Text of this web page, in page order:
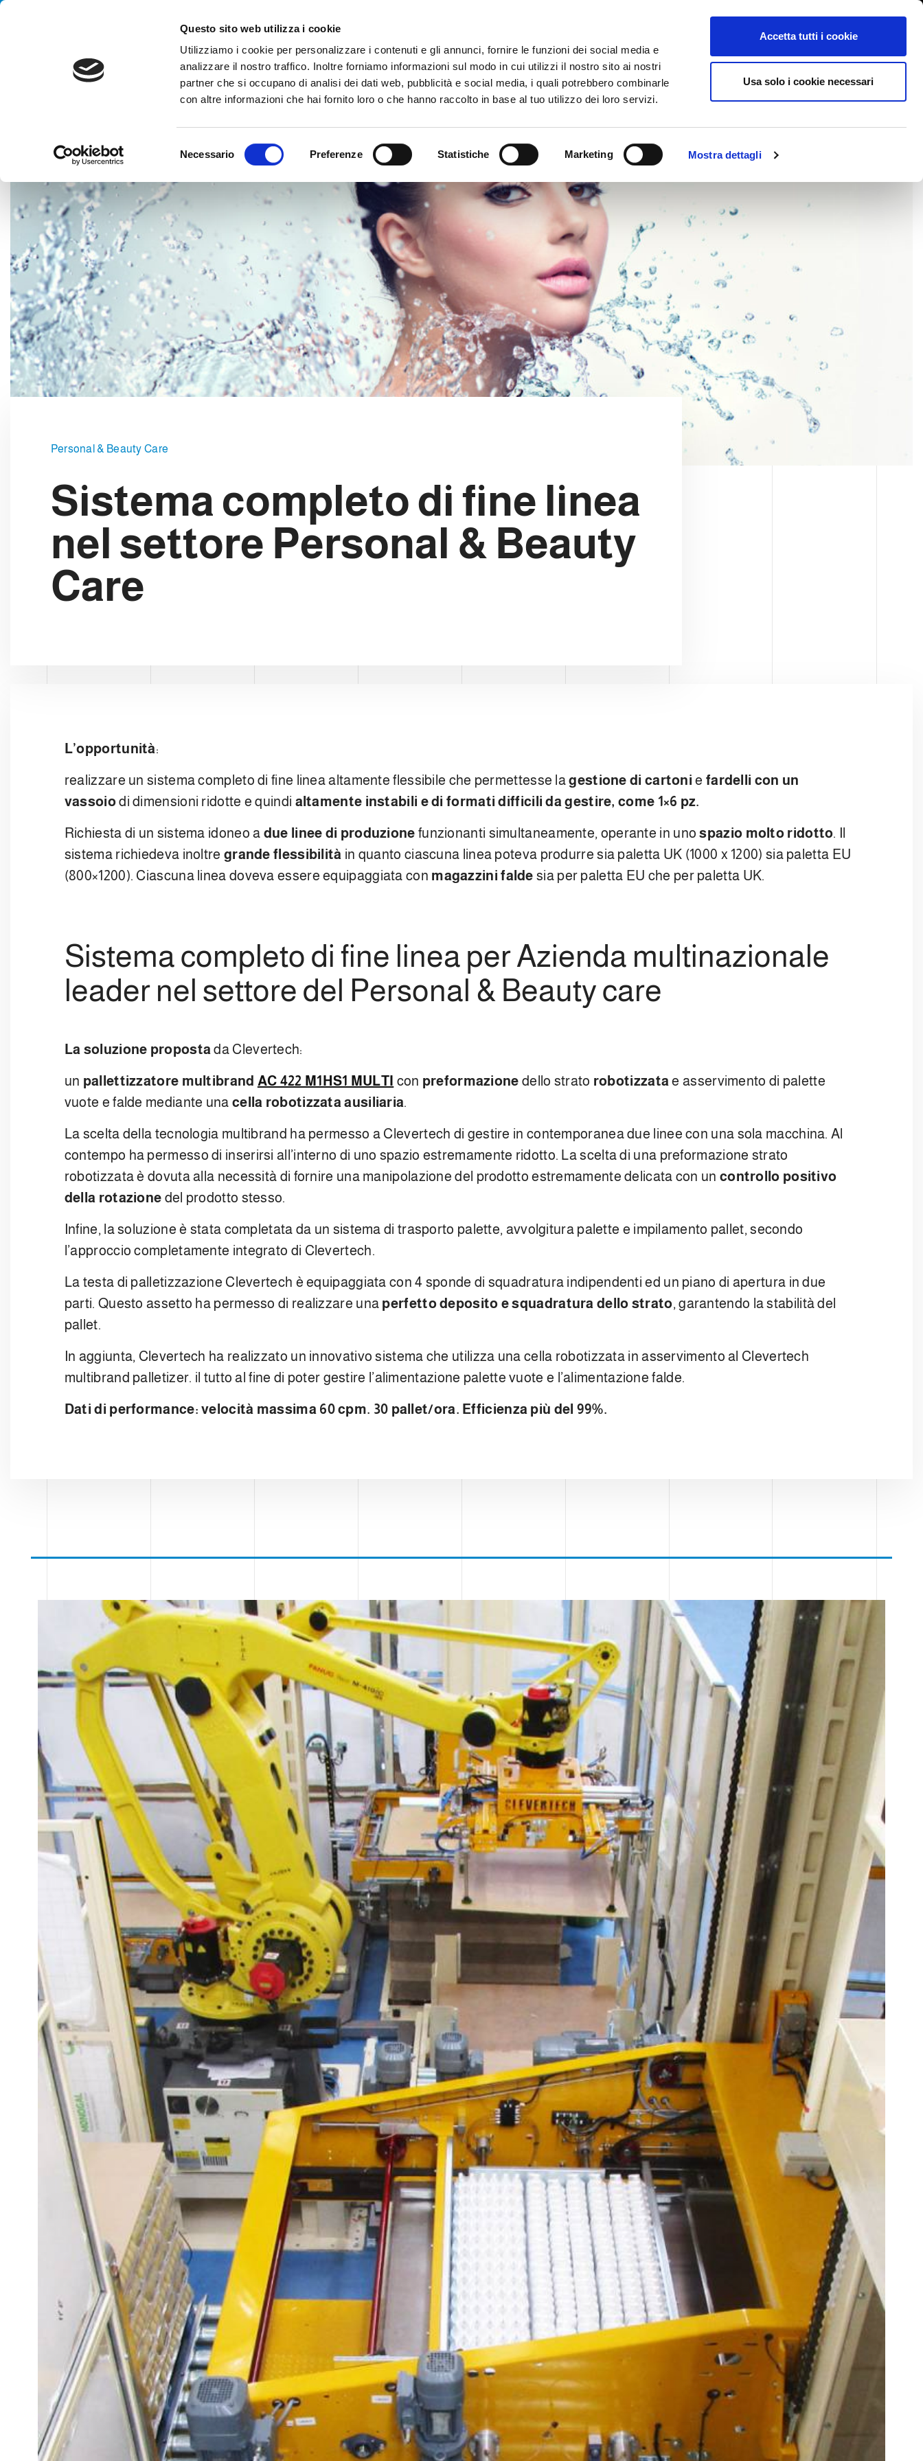
Questo sito web utilizza i cookie
Utilizziamo i cookie per personalizzare i contenuti e gli annunci, fornire le funzioni dei social media e
analizzare il nostro traffico. Inoltre forniamo informazioni sul modo in cui utilizzi il nostro sito ai nostri
partner che si occupano di analisi dei dati web, pubblicità e social media, i quali potrebbero combinarle
con altre informazioni che hai fornito loro o che hanno raccolto in base al tuo utilizzo dei loro servizi.
e
o
n
c
o
n
s
Necessario Preferenze Statistiche Marketing Mostra dettagli
Accetta tutti i cookie
Usa solo i cookie necessari
Whistleblowing International/Italiano
AZIENDA PRODOTTI VIDEO BLOG CASE HISTORY SERVIZI
Personal & Beauty Care
Sistema completo di fine linea
nel settore Personal & Beauty
Care
L’opportunità:
realizzare un sistema completo di fine linea altamente flessibile che permettesse lagestione di cartoni e fardelli con un
vassoiodi dimensioni ridotte e quindi altamente instabili e di formati difficili da gestire, come 1×6 pz.
Richiesta di un sistema idoneo a due linee di produzione funzionanti simultaneamente, operante in unospazio molto ridotto. Il
sistema richiedeva inoltre grande flessibilità in quanto ciascuna linea poteva produrre sia paletta UK (1000 x 1200) sia paletta EU
(800×1200). Ciascuna linea doveva essere equipaggiata con magazzini falde sia per paletta EU che per paletta UK.
Sistema completo di fine linea per Azienda multinazionale
leader nel settore del Personal & Beauty care
La soluzione proposta da Clevertech:
un pallettizzatore multibrand AC 422 M1HS1 MULTI con preformazione dello strato robotizzata e asservimento di palette
vuote e falde mediante una cella robotizzata ausiliaria.
La scelta della tecnologia multibrand ha permesso a Clevertech di gestire in contemporanea due linee con una sola macchina. Al
contempo ha permesso di inserirsi all’interno di uno spazio estremamente ridotto. La scelta di una preformazione strato
robotizzata è dovuta alla necessità di fornire una manipolazione del prodotto estremamente delicata con un controllo positivo
della rotazione del prodotto stesso.
Infine, la soluzione è stata completata da un sistema di trasporto palette, avvolgitura palette e impilamento pallet, secondo
l’approccio completamente integrato di Clevertech.
La testa di palletizzazione Clevertech è equipaggiata con 4 sponde di squadratura indipendenti ed un piano di apertura in due
parti. Questo assetto ha permesso di realizzare una perfetto deposito e squadratura dello strato, garantendo la stabilità del
pallet.
In aggiunta, Clevertech ha realizzato un innovativo sistema che utilizza una cella robotizzata in asservimento al Clevertech
multibrand palletizer. il tutto al fine di poter gestire l’alimentazione palette vuote e l’alimentazione falde.
Dati di performance: velocità massima 60 cpm. 30 pallet/ora. Efficienza più del 99%.